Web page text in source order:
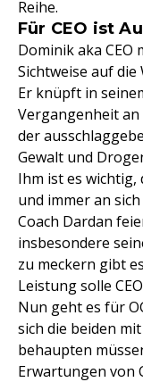
Reihe.
Für CEO ist
Dominik aka CEO
Sichtweise auf
Er knüpft in
Vergangenheit
der
Gewalt und
Ihm ist es wichtig,
und immer an
Coach Dardan
insbesondere
zu meckern gibt
Leistung solle
Nun geht es für
sich die beiden
behaupten
Erwartungen von